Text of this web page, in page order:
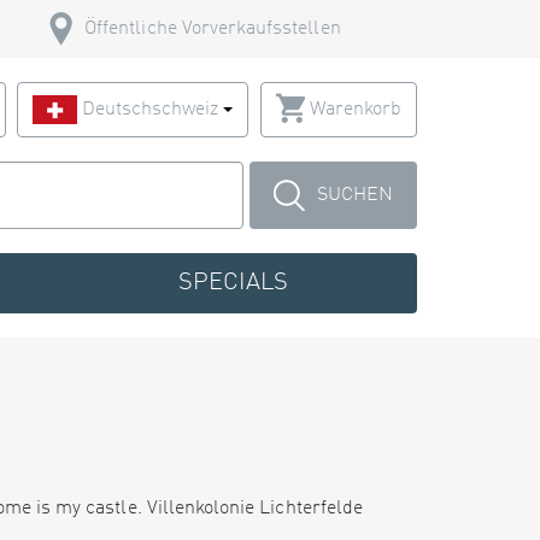
Öffentliche Vorverkaufsstellen
Deutschschweiz Warenkorb
SUCHEN
SPECIALS